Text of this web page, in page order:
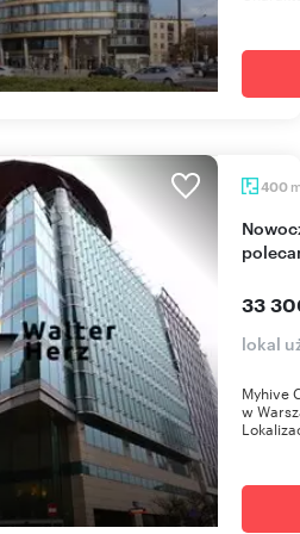
400
Nowoczesny lokal 400 m² w prestiżowej Woli -
33
lokal
Myhive
w